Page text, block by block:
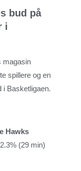
bud på
i
magasin
spillere og en
i Basketligaen.
Hawks
(29 min)